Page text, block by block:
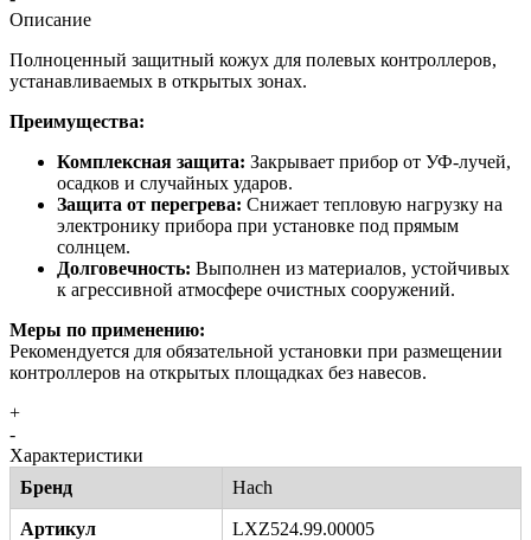
Описание
Полноценный защитный кожух для полевых контроллеров,
устанавливаемых в открытых зонах.
Преимущества:
Комплексная защита: Закрывает прибор от УФ-лучей,
осадков и случайных ударов.
Защита от перегрева: Снижает тепловую нагрузку на
электронику прибора при установке под прямым
солнцем.
Долговечность: Выполнен из материалов, устойчивых
к агрессивной атмосфере очистных сооружений.
Меры по применению:
Рекомендуется для обязательной установки при размещении
контроллеров на открытых площадках без навесов.
+
-
Характеристики
Бренд
Hach
Артикул LXZ524.99.00005